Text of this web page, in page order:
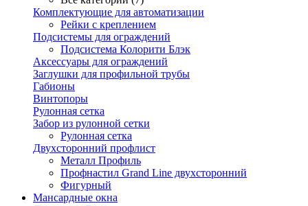
Комплектующие для автоматизации
Рейки с креплением
Подсистемы для ограждений
Подсистема Колорити Блэк
Аксессуары для ограждений
Заглушки для профильной трубы
Габионы
Винтопоры
Рулонная сетка
Забор из рулонной сетки
Рулонная сетка
Двухсторонний профлист
Металл Профиль
Профнастил Grand Line двухсторонний
Фигурный
Мансардные окна